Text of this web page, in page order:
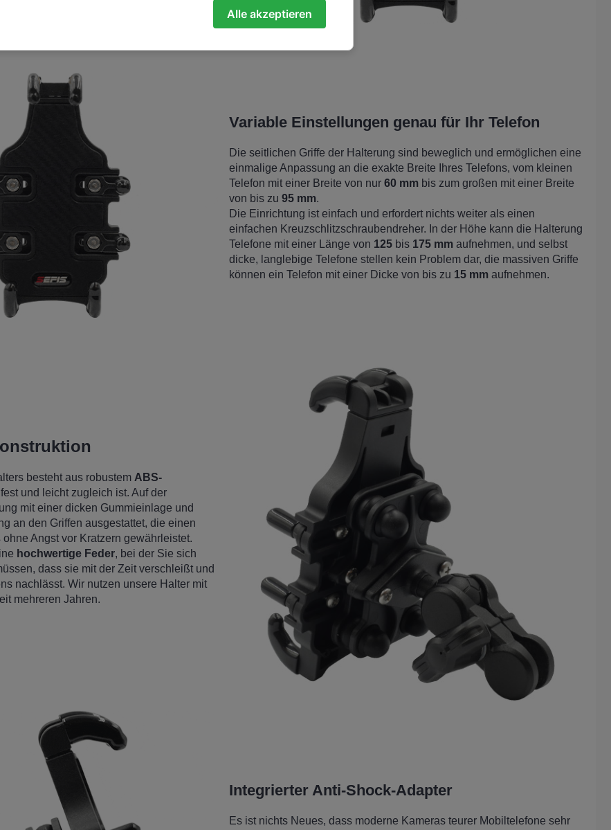
Variable Einstellungen genau für Ihr Telefon
Die seitlichen Griffe der Halterung sind beweglich und ermöglichen eine
einmalige Anpassung an die exakte Breite Ihres Telefons, vom kleinen
Telefon mit einer Breite von nur 60 mm bis zum großen mit einer Breite
von bis zu 95 mm.
Die Einrichtung ist einfach und erfordert nichts weiter als einen
einfachen Kreuzschlitzschraubendreher. In der Höhe kann die Halterung
Telefone mit einer Länge von 125 bis 175 mm aufnehmen, und selbst
dicke, langlebige Telefone stellen kein Problem dar, die massiven Griffe
können ein Telefon mit einer Dicke von bis zu 15 mm aufnehmen.
besteht aus robustem ABS-
und leicht zugleich ist. Auf der
mit einer dicken Gummieinlage und
an den Griffen ausgestattet, die einen
Angst vor Kratzern gewährleistet.
hochwertige Feder, bei der Sie sich
dass sie mit der Zeit verschleißt und
nachlässt. Wir nutzen unsere Halter mit
mehreren Jahren.
Integrierter Anti-Shock-Adapter
Es ist nichts Neues, dass moderne Kameras teurer Mobiltelefone sehr
Alle akzeptieren